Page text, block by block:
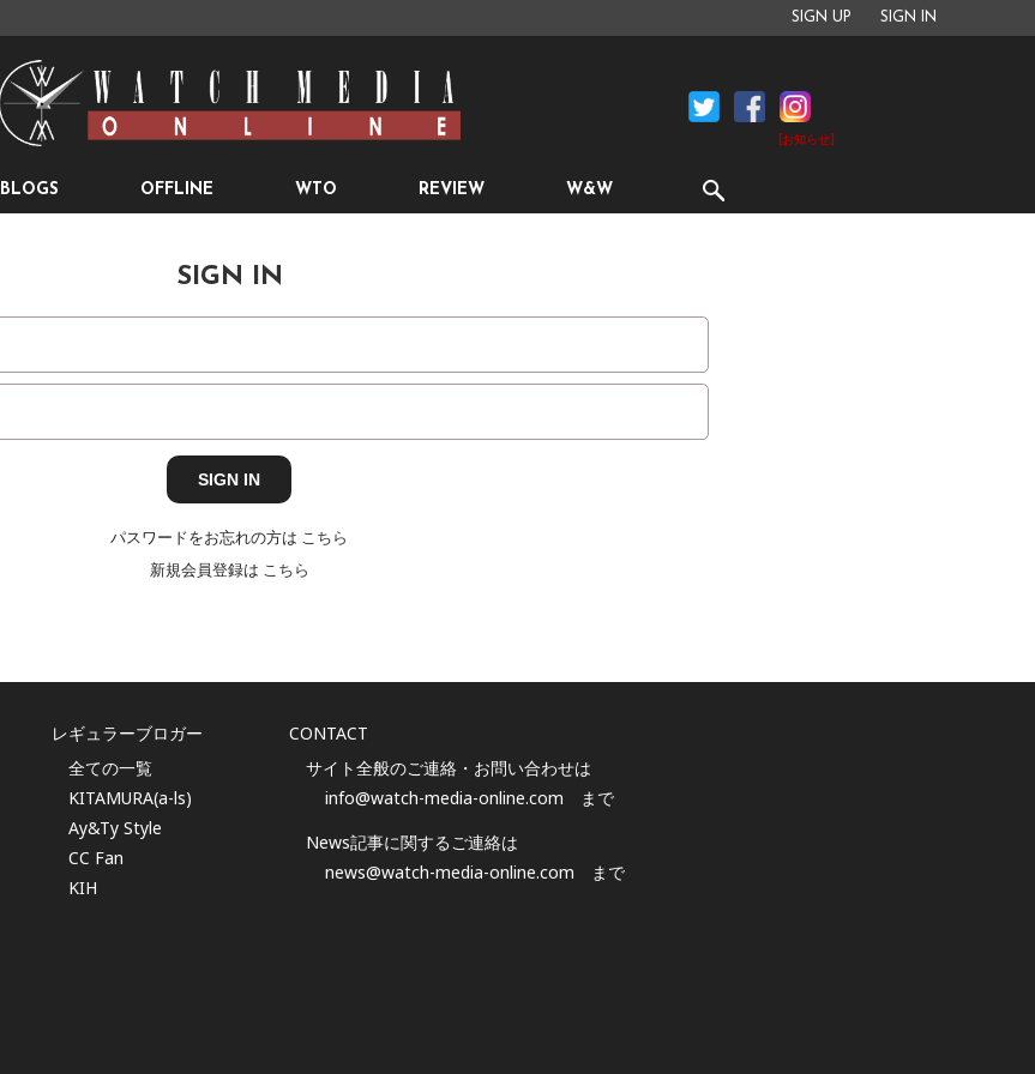
SIGN UP SIGN IN
[お知らせ]
BLOGS OFFLINE WTO REVIEW W&W
SIGN IN
パスワードをお忘れの方は こちら
新規会員登録は こちら
レギュラーブロガー
全ての一覧
KITAMURA(a-ls)
Ay&Ty Style
CC Fan
KIH
CONTACT
サイト全般のご連絡・お問い合わせは
info@watch-media-online.com まで
News記事に関するご連絡は
news@watch-media-online.com まで